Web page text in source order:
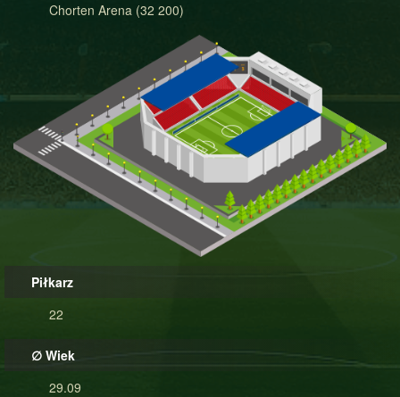
Chorten Arena (32 200)
Piłkarz
22
∅ Wiek
29.09